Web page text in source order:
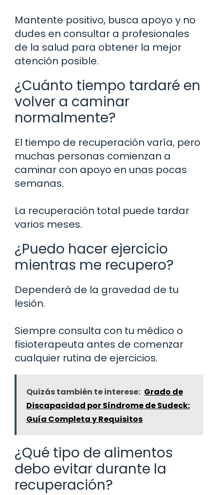
Mantente positivo, busca apoyo y no
dudes en consultar a profesionales
de la salud para obtener la mejor
atención posible.
¿Cuánto tiempo tardaré en
volver a caminar
normalmente?
El tiempo de recuperación varía, pero
muchas personas comienzan a
caminar con apoyo en unas pocas
semanas.
La recuperación total puede tardar
varios meses.
¿Puedo hacer ejercicio
mientras me recupero?
Dependerá de la gravedad de tu
lesión.
Siempre consulta con tu médico o
fisioterapeuta antes de comenzar
cualquier rutina de ejercicios.
Quizás también te interese: Grado de
Discapacidad por Síndrome de Sudeck:
Guía Completa y Requisitos
¿Qué tipo de alimentos
debo evitar durante la
recuperación?